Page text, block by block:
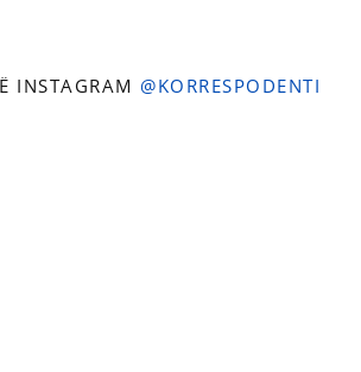
INSTAGRAM @KORRESPODENTI